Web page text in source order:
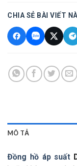
CHIA SẺ BÀI VIẾT
MÔ TẢ
Đồng hồ áp suất